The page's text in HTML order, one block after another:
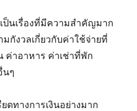
ป็นเรื่องที่มีความสำคัญมาก
กังวลเกี่ยวกับค่าใช้จ่ายที่
ค่าอาหาร ค่าเช่าที่พัก
นๆ
ดทางการเงินอย่างมาก